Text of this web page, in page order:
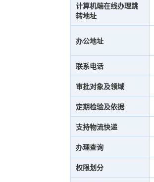
计算机端在线办理跳
转地址
办公地址
联系电话
审批对象及领域
定期检验及依据
支持物流快递
办理查询
权限划分